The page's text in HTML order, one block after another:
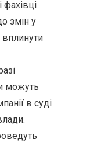
змін у
вплинути
можуть
в суді